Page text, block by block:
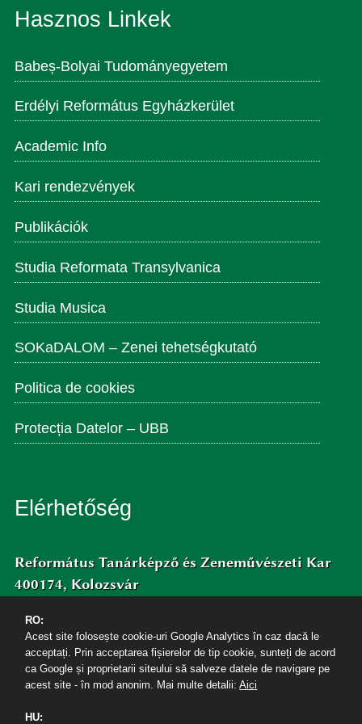
publikációs listák (2015-től) – valláspedagógia
Hasznos Linkek
Babeș-Bolyai Tudományegyetem
Erdélyi Református Egyházkerület
Academic Info
Kari rendezvények
Publikációk
Studia Reformata Transylvanica
Studia Musica
SOKaDALOM – Zenei tehetségkutató
Politica de cookies
Protecția Datelor – UBB
Elérhetőség
Református Tanárképző és Zeneművészeti Kar
400174, Kolozsvár
Tel/Fax: +40264590723
Email: secretar.rt@ubbcluj.ro
Facebook/bbtertk
RO:
Acest site folosește cookie-uri Google Analytics în caz dacă le
acceptați. Prin acceptarea fișierelor de tip cookie, sunteți de acord
ca Google și proprietarii siteului să salveze datele de navigare pe
acest site - în mod anonim. Mai multe detalii:Aici
HU: